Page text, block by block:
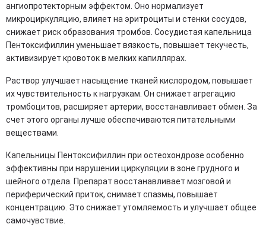
ангиопротекторным эффектом. Оно нормализует
микроциркуляцию, влияет на эритроциты и стенки сосудов,
снижает риск образования тромбов. Сосудистая капельница
Пентоксифиллин уменьшает вязкость, повышает текучесть,
активизирует кровоток в мелких капиллярах.
Раствор улучшает насыщение тканей кислородом, повышает
их чувствительность к нагрузкам. Он снижает агрегацию
тромбоцитов, расширяет артерии, восстанавливает обмен. За
счет этого органы лучше обеспечиваются питательными
веществами.
Капельницы Пентоксифиллин при остеохондрозе особенно
эффективны при нарушении циркуляции в зоне грудного и
шейного отдела. Препарат восстанавливает мозговой и
периферический приток, снимает спазмы, повышает
концентрацию. Это снижает утомляемость и улучшает общее
самочувствие.